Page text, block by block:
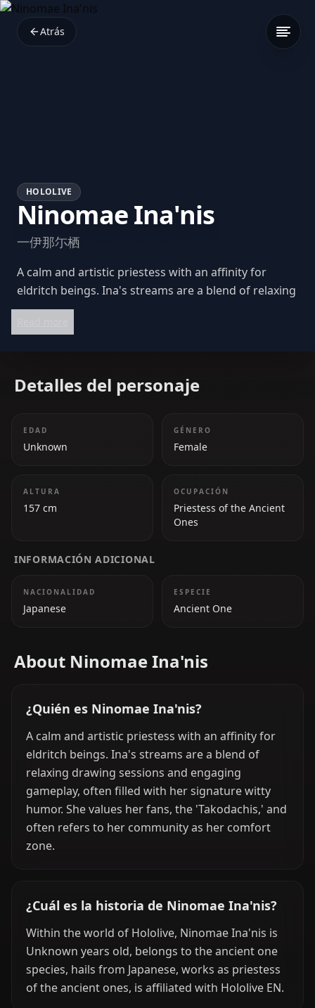
Atrás
HOLOLIVE
Ninomae Ina'nis
一伊那尓栖
A calm and artistic priestess with an affinity for
eldritch beings. Ina's streams are a blend of relaxing
drawing sessions and engaging gameplay, often
Detalles del personaje
EDAD
Unknown
GÉNERO
Female
ALTURA
157 cm
OCUPACIÓN
Priestess of the Ancient
Ones
INFORMACIÓN ADICIONAL
NACIONALIDAD
Japanese
ESPECIE
Ancient One
About Ninomae Ina'nis
¿Quién es Ninomae Ina'nis?
A calm and artistic priestess with an affinity for
eldritch beings. Ina's streams are a blend of
relaxing drawing sessions and engaging
gameplay, often filled with her signature witty
humor. She values her fans, the 'Takodachis,' and
often refers to her community as her comfort
zone.
¿Cuál es la historia de Ninomae Ina'nis?
Within the world of Hololive, Ninomae Ina'nis is
Unknown years old, belongs to the ancient one
species, hails from Japanese, works as priestess
of the ancient ones, is affiliated with Hololive EN.